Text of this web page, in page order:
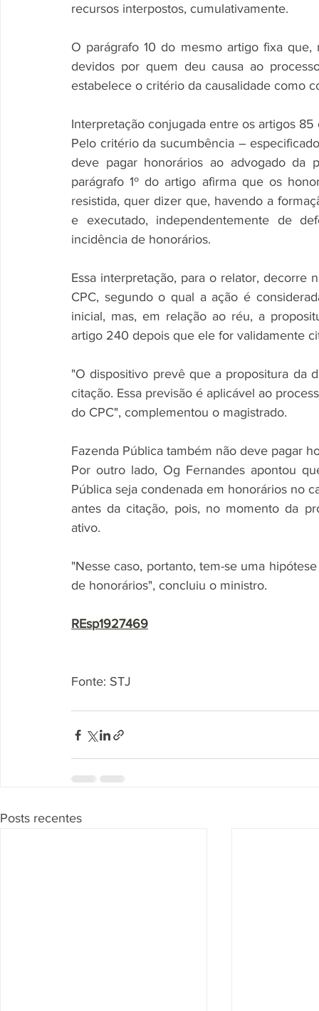
recursos interpostos, cumulativamente.
O parágrafo 10 do mesmo artigo fixa
devidos por quem deu causa ao
estabelece o critério da causalidade como
Interpretação conjugada entre os artigos 85
Pelo critério da sucumbência –
deve pagar honorários ao advogado da
parágrafo 1º do artigo afirma que os
resistida, quer dizer que, havendo a
e executado, independentemente de
incidência de honorários.
Essa interpretação, para o relator, decorre
CPC, segundo o qual a ação é
inicial, mas, em relação ao réu, a
artigo 240 depois que ele for validamente
"O dispositivo prevê que a propositura da
citação. Essa previsão é aplicável ao
do CPC", complementou o magistrado.
Fazenda Pública também não deve pagar
Por outro lado, Og Fernandes apontou
Pública seja condenada em honorários no
antes da citação, pois, no momento da
ativo.
"Nesse caso, portanto, tem-se uma
de honorários", concluiu o ministro.
REsp1927469
Fonte: STJ
Posts recentes